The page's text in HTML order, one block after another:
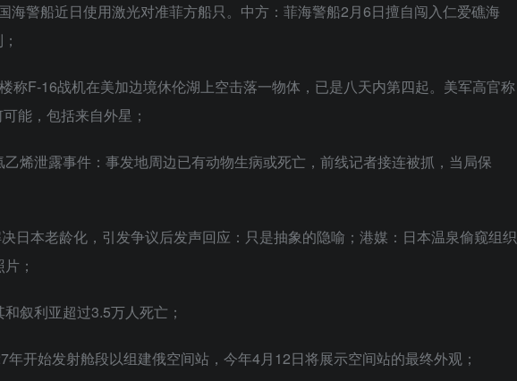
海警船近日使用激光对准菲方船只。中方：菲海警船2月6日擅自闯入仁爱礁海
称F-16战机在美加边境休伦湖上空击落一物体，已是八天内第四起。美军高官称
能，包括来自外星；
烯泄露事件：事发地周边已有动物生病或死亡，前线记者接连被抓，当局保
日本老龄化，引发争议后发声回应：只是抽象的隐喻；港媒：日本温泉偷窥组织
；
叙利亚超过3.5万人死亡；
开始发射舱段以组建俄空间站，今年4月12日将展示空间站的最终外观；